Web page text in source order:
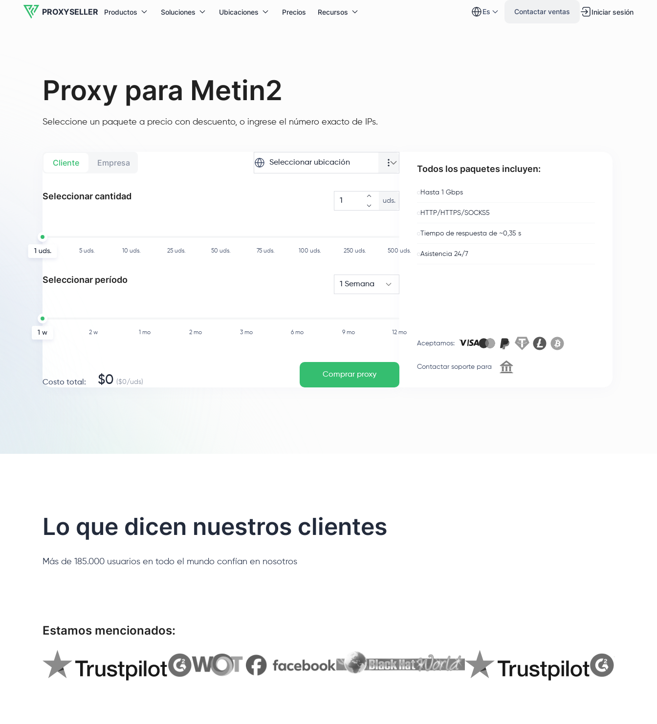
PROXYSELLER Productos Soluciones Ubicaciones Precios Recursos es Contactar ventas Iniciar sesión
Proxy para Metin2
Seleccione un paquete a precio con descuento, o ingrese el número exacto de IPs.
Cliente Empresa Seleccionar ubicación
Seleccionar cantidad uds.
1 uds. 5 uds. 10 uds. 25 uds. 50 uds. 75 uds. 100 uds. 250 uds. 500 uds.
Seleccionar período 1 Semana
1 w 2 w 1 mo 2 mo 3 mo 6 mo 9 mo 12 mo
Costo total : $0 ($0/uds)
Comprar proxy
Todos los paquetes incluyen:
Hasta 1 Gbps
HTTP/HTTPS/SOCKS5
Tiempo de respuesta de ~0,35 s
Asistencia 24/7
Aceptamos:
Contactar soporte para
Lo que dicen nuestros clientes
Más de 185.000 usuarios en todo el mundo confían en nosotros
Estamos mencionados: